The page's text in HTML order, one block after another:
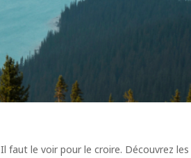
Il faut le voir pour le croire. Découvrez